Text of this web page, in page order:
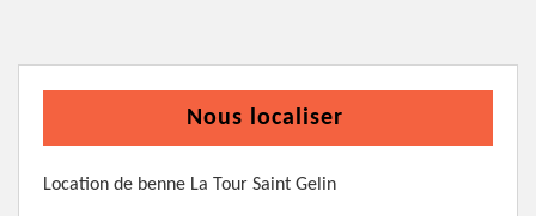
Nous localiser
Location de benne La Tour Saint Gelin